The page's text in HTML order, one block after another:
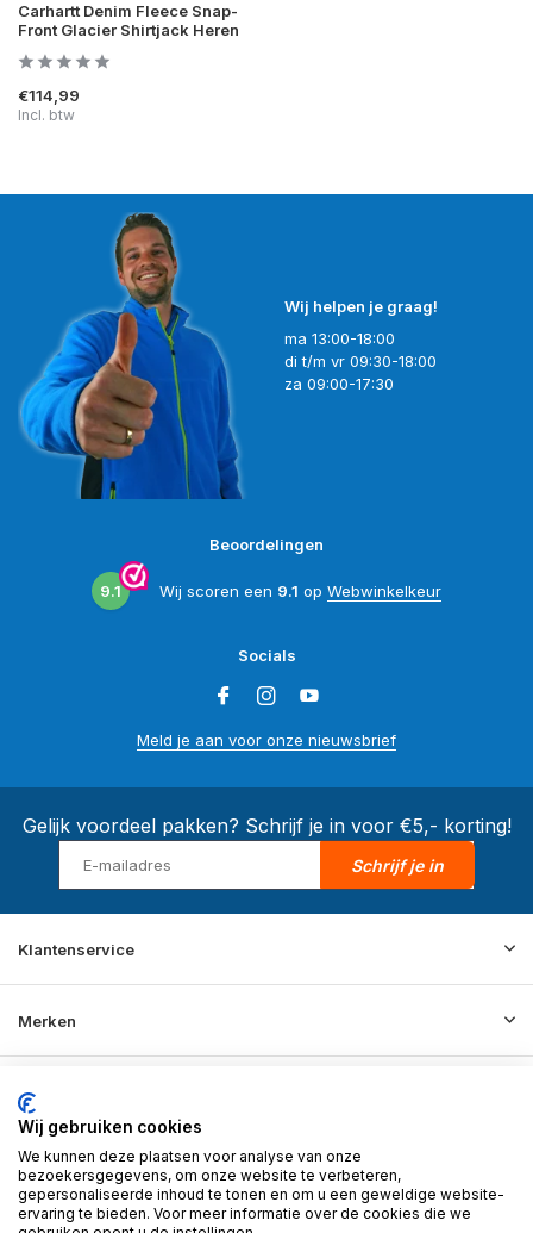
Carhartt Denim Fleece Snap-
Front Glacier Shirtjack Heren
€114,99
Incl. btw
Wij helpen je graag!
ma 13:00-18:00
di t/m vr 09:30-18:00
za 09:00-17:30
Beoordelingen
9.1 Wij scoren een 9.1 op Webwinkelkeur
Socials
Meld je aan voor onze nieuwsbrief
Gelijk voordeel pakken? Schrijf je in voor €5,- korting!
Schrijf je in
Klantenservice
Merken
Informatie
Contact
Wij gebruiken cookies
We kunnen deze plaatsen voor analyse van onze
bezoekersgegevens, om onze website te verbeteren,
gepersonaliseerde inhoud te tonen en om u een geweldige website-
ervaring te bieden. Voor meer informatie over de cookies die we